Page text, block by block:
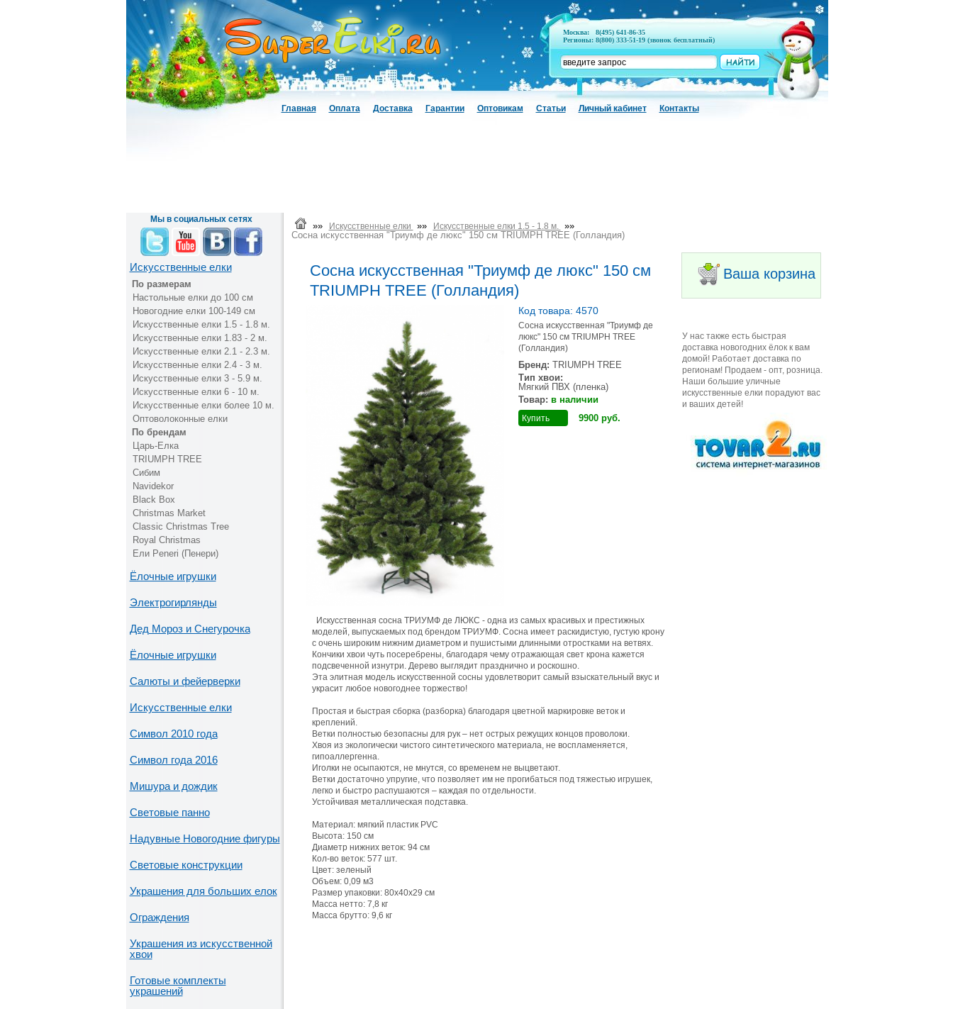
Москва:
8(495) 641-86-35
Регионы: 8(800) 333-51-19 (звонок бесплатный)
Главная Оплата Доставка Гарантии Оптовикам Статьи Личный кабинет Контакты
Ваша корзина
У нас также есть быстрая
доставка новогодних ёлок к вам
домой! Работает доставка по
регионам! Продаем - опт, розница.
Наши большие уличные
искусственные елки порадуют вас
и ваших детей!
Мы в социальных сетях
Искусственные елки
По размерам
Настольные елки до 100 см
Новогодние елки 100-149 см
Искусственные елки 1.5 - 1.8 м.
Искусственные елки 1.83 - 2 м.
Искусственные елки 2.1 - 2.3 м.
Искусственные елки 2.4 - 3 м.
Искусственные елки 3 - 5.9 м.
Искусственные елки 6 - 10 м.
Искусственные елки более 10 м.
Оптоволоконные елки
По брендам
Царь-Елка
TRIUMPH TREE
Сибим
Navidekor
Black Box
Christmas Market
Classic Christmas Tree
Royal Christmas
Ели Peneri (Пенери)
Ёлочные игрушки
Электрогирлянды
Дед Мороз и Снегурочка
Ёлочные игрушки
Салюты и фейерверки
Искусственные елки
Символ 2010 года
Символ года 2016
Мишура и дождик
Световые панно
Надувные Новогодние фигуры
Световые конструкции
Украшения для больших елок
Ограждения
Украшения из искусственной
хвои
Готовые комплекты
украшений
»» Искусственные елки »» Искусственные елки 1.5 - 1.8 м. »»
Сосна искусственная "Триумф де люкс" 150 см TRIUMPH TREE (Голландия)
Сосна искусственная "Триумф де люкс" 150 см
TRIUMPH TREE (Голландия)
Код товара: 4570
Сосна искусственная "Триумф де
люкс" 150 см TRIUMPH TREE
(Голландия)
Бренд: TRIUMPH TREE
Тип хвои:
Мягкий ПВХ (пленка)
Товар: в наличии
Купить 9900 руб.
Искусственная сосна ТРИУМФ де ЛЮКС - одна из самых красивых и престижных
моделей, выпускаемых под брендом ТРИУМФ. Сосна имеет раскидистую, густую крону
с очень широким нижним диаметром и пушистыми длинными отростками на ветвях.
Кончики хвои чуть посеребрены, благодаря чему отражающая свет крона кажется
подсвеченной изнутри. Дерево выглядит празднично и роскошно.
Эта элитная модель искусственной сосны удовлетворит самый взыскательный вкус и
украсит любое новогоднее торжество!
Простая и быстрая сборка (разборка) благодаря цветной маркировке веток и
креплений.
Ветки полностью безопасны для рук – нет острых режущих концов проволоки.
Хвоя из экологически чистого синтетического материала, не воспламеняется,
гипоаллергенна.
Иголки не осыпаются, не мнутся, со временем не выцветают.
Ветки достаточно упругие, что позволяет им не прогибаться под тяжестью игрушек,
легко и быстро распушаются – каждая по отдельности.
Устойчивая металлическая подставка.
Материал: мягкий пластик PVC
Высота: 150 см
Диаметр нижних веток: 94 см
Кол-во веток: 577 шт.
Цвет: зеленый
Объем: 0,09 м3
Размер упаковки: 80х40х29 см
Масса нетто: 7,8 кг
Масса брутто: 9,6 кг